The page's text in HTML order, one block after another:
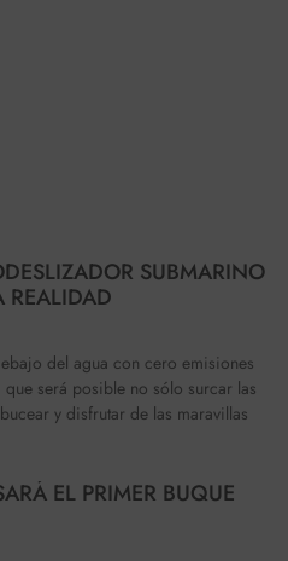
SUBMARINO
REALIDAD
del agua con cero emisiones
será posible no sólo surcar las
y disfrutar de las maravillas
EL PRIMER BUQUE